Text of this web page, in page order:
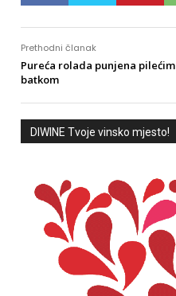
Prethodni članak
Pureća rolada punjena pilećim
batkom
DIWINE Tvoje vinsko mjesto!